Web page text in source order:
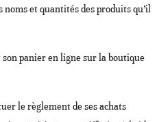
et quantités des produits qu’il
panier en ligne sur la boutique
le règlement de ses achats